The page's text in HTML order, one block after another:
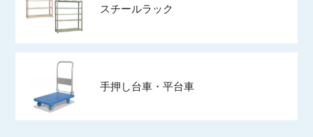
スチールラック
手押し台車・平台車